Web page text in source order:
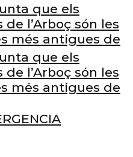
que els
l’Arboç són les
més antigues de
que els
l’Arboç són les
més antigues de